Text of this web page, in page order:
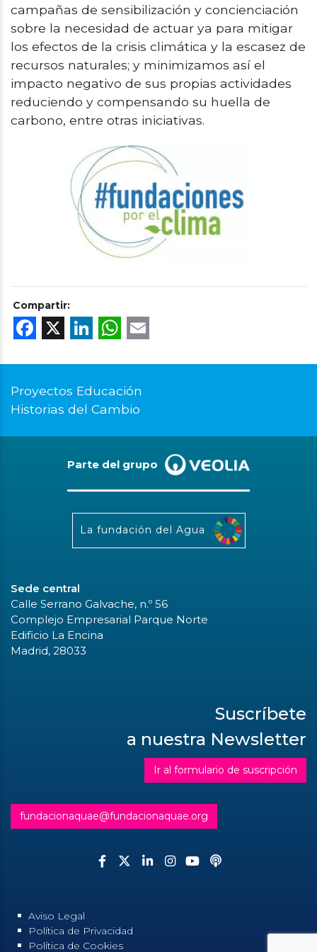
campañas de sensibilización y concienciación
sobre la necesidad de actuar ya para mitigar
los efectos de la crisis climática y la escasez de
recursos naturales; y minimizamos así el
impacto negativo de sus propias actividades
reduciendo y compensando su huella de
carbono, entre otras iniciativas.
Compartir:
Facebook
X LinkedIn
WhatsApp
Proyectos Educación
Historias del Cambio
Parte del grupo
La fundación del Agua
Sede central
Calle Serrano Galvache, n.º 56
Complejo Empresarial Parque Norte
Edificio La Encina
Madrid, 28033
Suscríbete
a nuestra Newsletter
Ir al formulario de suscripción
fundacionaquae@fundacionaquae.org
Aviso Legal
Política de Privacidad
Política de Cookies